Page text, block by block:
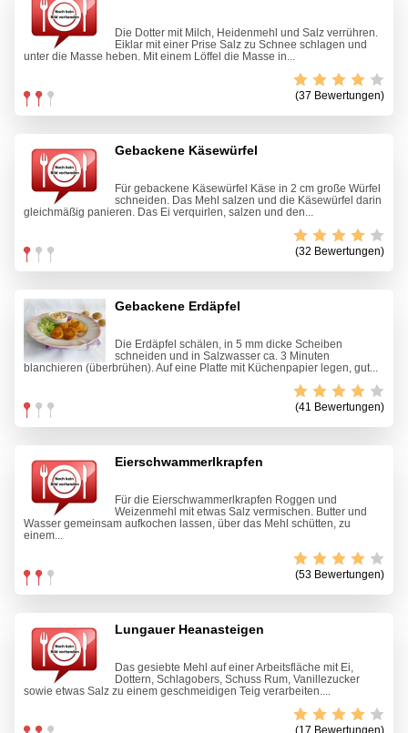
Die Dotter mit Milch, Heidenmehl und Salz verrühren.
Eiklar mit einer Prise Salz zu Schnee schlagen und
unter die Masse heben. Mit einem Löffel die Masse in...
(37 Bewertungen)
Gebackene Käsewürfel
Für gebackene Käsewürfel Käse in 2 cm große Würfel
schneiden. Das Mehl salzen und die Käsewürfel darin
gleichmäßig panieren. Das Ei verquirlen, salzen und den...
(32 Bewertungen)
Gebackene Erdäpfel
Die Erdäpfel schälen, in 5 mm dicke Scheiben
schneiden und in Salzwasser ca. 3 Minuten
blanchieren (überbrühen). Auf eine Platte mit Küchenpapier legen, gut...
(41 Bewertungen)
Eierschwammerlkrapfen
Für die Eierschwammerlkrapfen Roggen und
Weizenmehl mit etwas Salz vermischen. Butter und
Wasser gemeinsam aufkochen lassen, über das Mehl schütten, zu
einem...
(53 Bewertungen)
Lungauer Heanasteigen
Das gesiebte Mehl auf einer Arbeitsfläche mit Ei,
Dottern, Schlagobers, Schuss Rum, Vanillezucker
sowie etwas Salz zu einem geschmeidigen Teig verarbeiten....